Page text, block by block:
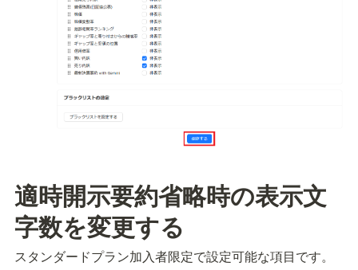
適時開示要約省略時の表示文
字数を変更する
スタンダードプラン加入者限定で設定可能な項目です。